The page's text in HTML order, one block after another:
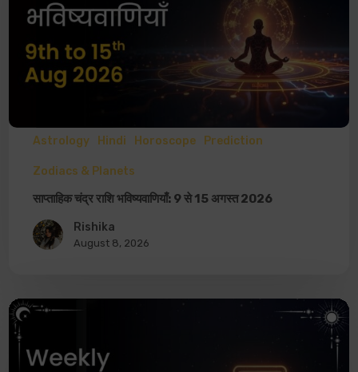
Astrology Hindi Horoscope Prediction
Zodiacs & Planets
साप्ताहिक चंद्र राशि भविष्यवाणियाँ: 9 से 15 अगस्त 2026
Rishika
August 8, 2026